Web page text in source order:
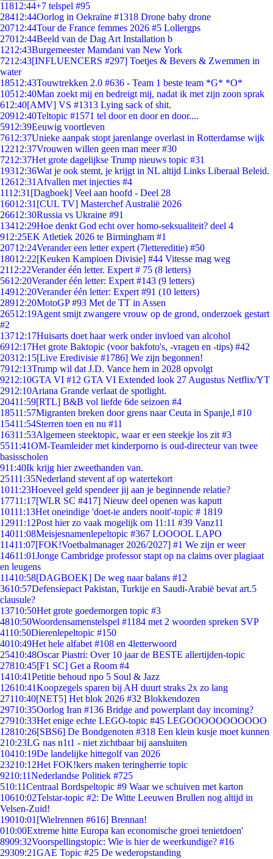
11812:44+7 telspel #95
28412:44Oorlog in Oekraïne #1318 Drone baby drone
20712:44Tour de France femmes 2026 #5 Lollergps
27012:44Beeld van de Dag Art Installation b
1212:43Burgemeester Mamdani van New York
7212:43[INFLUENCERS #297] Toetjes & Bevers & Zwemmen in
water
18512:43Touwtrekken 2.0 #636 - Team 1 beste team *G* *O*
10512:40Man zoekt mij en bedreigt mij, nadat ik met zijn zoon sprak
612:40[AMV] VS #1313 Lying sack of shit.
20912:40Teltopic #1571 tel door en door en door....
5912:39Eeuwig voortleven
7612:37Unieke aanpak stopt jarenlange overlast in Rotterdamse wijk
12212:37Vrouwen willen geen man meer #30
7212:37Het grote dagelijkse Trump nieuws topic #31
19312:36Wat je ook stemt, je krijgt in NL altijd Links Liberaal Beleid.
12612:31 Afvallen met injecties #4
1112:31 [Dagboek] Veel aan hoofd - Deel 28
16012:31 [CUL TV] Masterchef Australië 2026
26612:30Russia vs Ukraine #91
13412:29Hoe denkt God echt over homo-seksualiteit? deel 4
912:25EK Atletiek 2026 te Birmingham #1
20712:24Verander een letter expert (7lettereditie) #50
18012:22[Keuken Kampioen Divisie] #44 Vitesse mag weg
2112:22Verander één letter. Expert # 75 (8 letters)
5612:20Verander één letter: Expert #143 (9 letters)
14912:20Verander één letter: Expert #91 (10 letters)
28912:20MotoGP #93 Met de TT in Assen
26512:19Agent smijt zwangere vrouw op de grond, onderzoek gestart
#2
13712:17Huisarts doet haar werk onder invloed van alcohol
6912:17Het grote Baktopic (voor bakfoto's, -vragen en -tips) #42
20312:15[Live Eredivisie #1786] We zijn begonnen!
7912:13Trump wil dat J.D. Vance hem in 2028 opvolgt
9212:10GTA VI #12 GTA VI Extended look 27 Augustus Netflix/YT
2912:10Ariana Grande verlaat de spotlight.
20411:59[RTL] B&B vol liefde 6de seizoen #4
18511:57Migranten breken door grens naar Ceuta in Spanje,l #10
15411:54Sterren toen en nu #11
16311:53Algemeen steektopic, waar er een steekje los zit #3
5511:41OM-Teamleider met kinderporno is oud-directeur van twee
basisscholen
911:40Ik krijg hier zweethanden van.
25111:35Nederland stevent af op watertekort
1011:23Hoeveel geld spendeer jij aan je beginnende relatie?
17711:17[WLR SC #417] Nieuw deel openen was kaputt
10111:13Het oneindige 'doet-ie anders nooit'-topic # 1819
12911:12Post hier zo vaak mogelijk om 11:11 #39 Vanz11
14011:08Meisjesnamenlepeltopic #367 LOOOOL LAPO
11411:07[FOK!Voetbalmanager 2026/2027] #1 We zijn er weer
14611:01Jonge Cambridge professor stapt op na claims over plagiaat
en leugens
11410:58[DAGBOEK] De weg naar balans #12
3610:57Defensiepact Pakistan, Turkije en Saudi-Arabië bevat art.5
clausule?
13710:50Het grote goedemorgen topic #3
4810:50Woordensamenstelspel #1184 met 2 woorden spreken SVP
4110:50Dierenlepeltopic #150
4010:49Het hele alfabet #108 en 4letterwoord
25410:48Oscar Piastri: Over 10 jaar de BESTE allertijden-topic
27810:45[F1 SC] Get a Room #4
1410:41Petitie behoud npo 5 Soul & Jazz
12610:41Koopzegels sparen bij AH duurt straks 2x zo lang
27110:40[NET5] Het blok 2026 #32 Blokkendozen
29710:35Oorlog Iran #136 Bridge and powerplant day incoming?
27910:33Het enige echte LEGO-topic #45 LEGOOOOOOOOOOO
12810:26[SBS6] De Bondgenoten #318 Een klein kusje moet kunnen
210:23LG nas n1t1 - niet zichtbaar bij aansluiten
10410:19De landelijke hittegolf van 2026
23210:12Het FOK!kers maken teringherrie topic
9210:11Nederlandse Politiek #725
510:11Centraal Bordspeltopic #9 Waar we schuiven met karton
10610:02Telstar-topic #2: De Witte Leeuwen Brullen nog altijd in
Velsen-Zuid!
19010:01 [Wielrennen #616] Brennan!
010:00Extreme hitte Europa kan economische groei tenietdoen'
8909:32Voorspellingstopic: Wie is hier de weerkundige? #16
29309:21GAE Topic #25 De wederopstanding